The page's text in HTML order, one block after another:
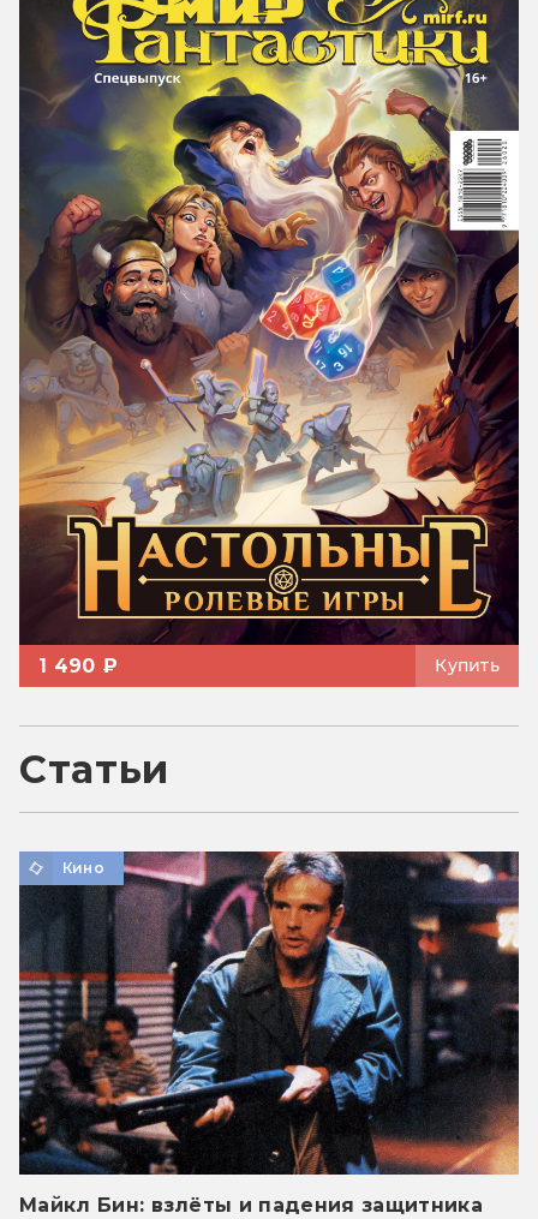
1 490 ₽ Купить
Статьи
Кино
Майкл Бин: взлёты и падения защитника